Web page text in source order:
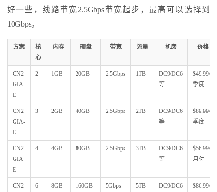
好一些，线路带宽2.5Gbps带宽起步，最高可以选择到
10Gbps。
方案
核
心
内存 硬盘 带宽 流量 机房 价格
CN2
GIA-
E
2 1GB 20GB 2.5Gbps 1TB
DC9/DC6
等
$49.99/
季度
CN2
GIA-
E
3 2GB 40GB 2.5Gbps 2TB
DC9/DC6
等
$89.99/
季度
CN2
GIA-
E
4 4GB 80GB 2.5Gbps 3TB
DC9/DC6
等
$56.99/
月付
CN2 6 8GB 160GB 5Gbps 5TB DC9/DC6 $86.99/